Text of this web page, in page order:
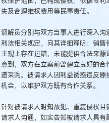
失及合理维权费用等民事责任。
调解员分别与双方当事人进行深入
利法相关规定，向其详细释明：销售
主观上存在过错，未能提供合法来
意到，双方在立案前曾建立良好的
道采购。被请求人因利益诱惑违反
机会，以维护双方既有合作关系。
针对被请求人明知故犯、重复侵权
请求人沟通，如实告知被请求人具